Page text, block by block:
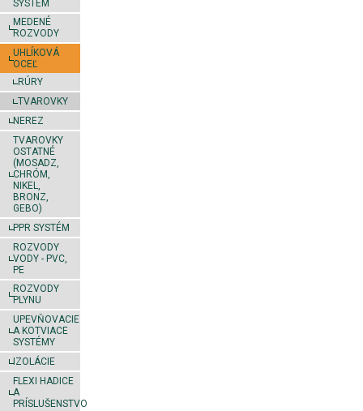
SYSTÉM
MEDENÉ
ROZVODY
UHLÍKOVÁ
OCEĽ
RÚRY
TVAROVKY
NEREZ
TVAROVKY
OSTATNÉ
(MOSADZ,
CHRÓM,
NIKEL,
BRONZ,
GEBO)
PPR SYSTÉM
ROZVODY
VODY - PVC,
PE
ROZVODY
PLYNU
UPEVŇOVACIE
A KOTVIACE
SYSTÉMY
IZOLÁCIE
FLEXI HADICE
A
PRÍSLUŠENSTVO